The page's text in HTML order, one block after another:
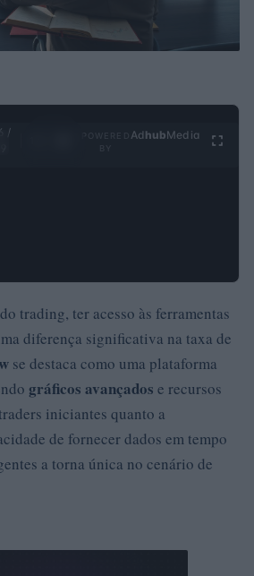
/
Ad hubMedia
trading, ter acesso às ferramentas
diferença significativa na taxa de
se destaca como uma plataforma
gráficos avançados e recursos
iniciantes quanto a
de fornecer dados em tempo
a torna única no cenário de